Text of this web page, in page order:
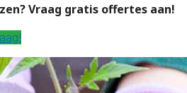
Vraag gratis offertes aan!